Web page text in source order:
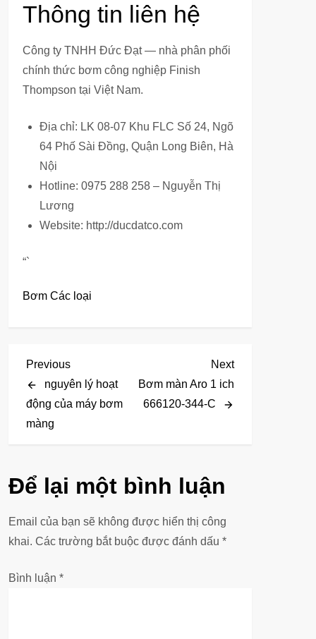
Thông tin liên hệ
Công ty TNHH Đức Đạt — nhà phân phối
chính thức bơm công nghiệp Finish
Thompson tại Việt Nam.
Địa chỉ: LK 08-07 Khu FLC Số 24, Ngõ
64 Phố Sài Đồng, Quận Long Biên, Hà
Nội
Hotline: 0975 288 258 – Nguyễn Thị
Lương
Website: http://ducdatco.com
“`
Bơm Các loại
Đ
i
ề
h
ư
n
Previous
Post
Previous
nguyên lý hoạt
động của máy bơm
màng
Next
Next
Bơm màn Aro 1 ich
666120-344-C
Để lại một bình luận
Email của bạn sẽ không được hiển thị công
khai. Các trường bắt buộc được đánh dấu *
Bình luận *